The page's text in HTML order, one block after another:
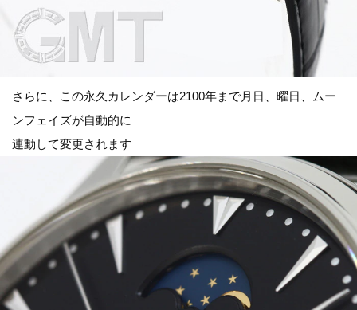
さらに、この永久カレンダーは2100年まで月日、曜日、ムー
ンフェイズが自動的に
連動して変更されます